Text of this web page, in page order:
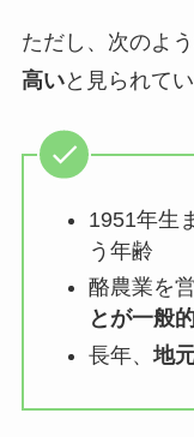
ただし、次のよう
高いと見られてい
1951年生
う年齢
酪農業を
とが一般
長年、地